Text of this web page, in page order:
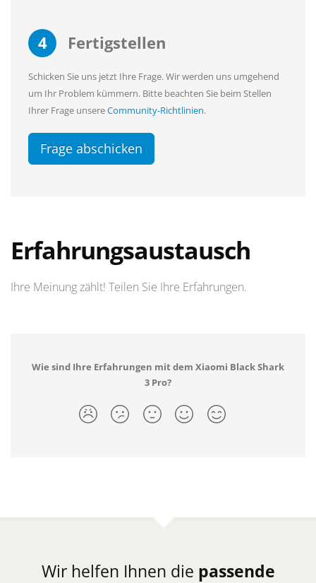
4 Fertigstellen
Schicken Sie uns jetzt Ihre Frage. Wir werden uns umgehend
um Ihr Problem kümmern. Bitte beachten Sie beim Stellen
Ihrer Frage unsereCommunity-Richtlinien.
Frage abschicken
Erfahrungsaustausch
Ihre Meinung zählt! Teilen Sie Ihre Erfahrungen.
Wie sind Ihre Erfahrungen mit dem Xiaomi Black Shark
3 Pro?
Wir helfen Ihnen die passende